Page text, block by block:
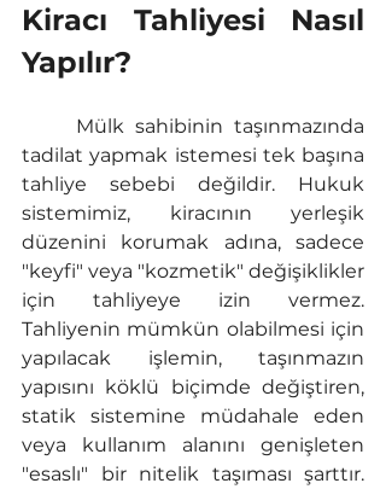
Kiracı Tahliyesi Nasıl
Yapılır?
tadilat yapmak istemesi tek başına
tahliye sebebi değildir. Hukuk
sistemimiz, kiracının yerleşik
düzenini korumak adına, sadece
"keyfi" veya "kozmetik" değişiklikler
için tahliyeye izin vermez.
Tahliyenin mümkün olabilmesi için
yapılacak işlemin, taşınmazın
yapısını köklü biçimde değiştiren,
statik sistemine müdahale eden
veya kullanım alanını genişleten
"esaslı" bir nitelik taşıması şarttır.